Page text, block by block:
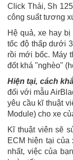
Click Thái, Sh
công suất tương
Hệ quả, xe hay
tốc độ thấp dưới
rồi mới bốc. Máy
đốt khá "nghèo"
Hiện tại, cách
đối với mẫu
yêu cầu kĩ thuật
Module) cho xe
Kĩ thuật viên sẽ
ECM hiện tại
nhất, việc của